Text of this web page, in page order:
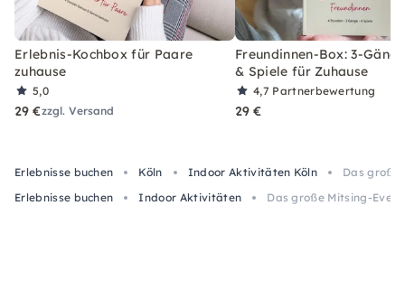
Erlebnis-Kochbox für Paare
zuhause
5,0
29 €zzgl. Versand
Freundinnen-Box: 3-
& Spiele für Zuhause
4,7 Partnerbewertung
29 €
Erlebnisse buchen Köln Indoor Aktivitäten Köln
Das große
Erlebnisse buchen
Indoor Aktivitäten Das große Mitsing-